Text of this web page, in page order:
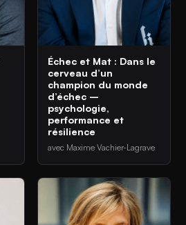
Échec et Mat : Dans le
cerveau d’un
champion du monde
d’échec –
psychologie,
performance et
résilience
avec Maxime Vachier-Lagrave